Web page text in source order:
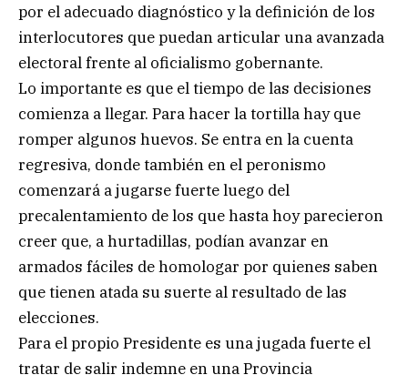
por el adecuado diagnóstico y la definición de los
interlocutores que puedan articular una avanzada
electoral frente al oficialismo gobernante.
Lo importante es que el tiempo de las decisiones
comienza a llegar. Para hacer la tortilla hay que
romper algunos huevos. Se entra en la cuenta
regresiva, donde también en el peronismo
comenzará a jugarse fuerte luego del
precalentamiento de los que hasta hoy parecieron
creer que, a hurtadillas, podían avanzar en
armados fáciles de homologar por quienes saben
que tienen atada su suerte al resultado de las
elecciones.
Para el propio Presidente es una jugada fuerte el
tratar de salir indemne en una Provincia